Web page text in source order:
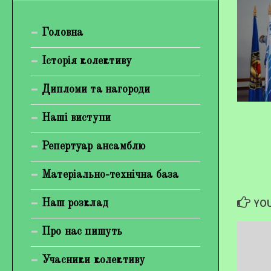
Гірієнко Ірина Михайлівна
Галерея
Відеогалерея
Фотогалерея
Головна
Історія колективу
Дипломи та нагороди
Наші виступи
Репертуар ансамблю
Матеріально-технічна база
Наш розклад
Про нас пишуть
Учасники колективу